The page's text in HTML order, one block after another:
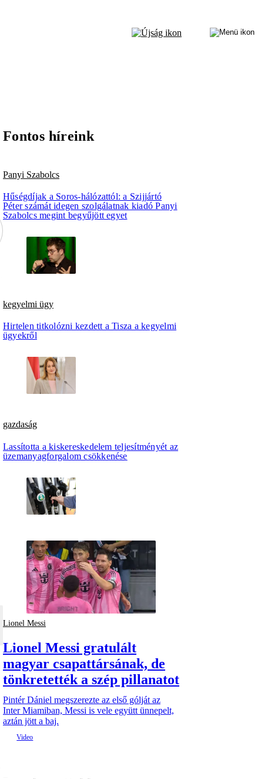
Fontos híreink
Panyi Szabolcs
Hűségdíjak a Soros-hálózattól: a Szijjártó
Péter számát idegen szolgálatnak kiadó Panyi
Szabolcs megint begyűjött egyet
kegyelmi ügy
Hirtelen titkolózni kezdett a Tisza a kegyelmi
ügyekről
gazdaság
Lassította a kiskereskedelem teljesítményét az
üzemanyagforgalom csökkenése
Lionel Messi
Lionel Messi gratulált
magyar csapattársának, de
tönkretették a szép pillanatot
Pintér Dániel megszerezte az első gólját az
Inter Miamiban, Messi is vele együtt ünnepelt,
aztán jött a baj.